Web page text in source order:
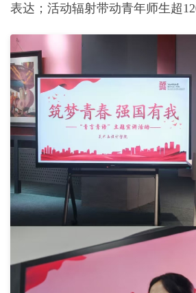
表达；活动辐射带动青年师生超